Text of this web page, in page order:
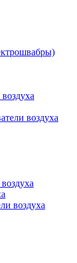
воздуха
воздуха